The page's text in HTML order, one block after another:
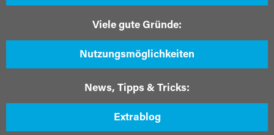
Viele gute Gründe:
Nutzungsmöglichkeiten
News, Tipps & Tricks:
Extrablog